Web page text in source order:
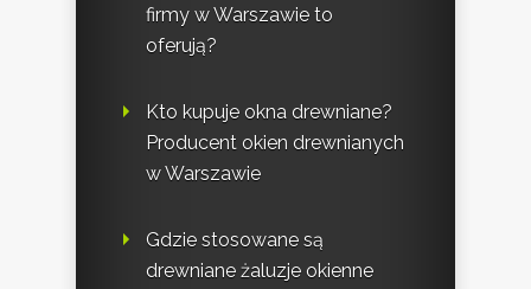
firmy w Warszawie to
oferują?
Kto kupuje okna drewniane?
Producent okien drewnianych
w Warszawie
Gdzie stosowane są
drewniane żaluzje okienne